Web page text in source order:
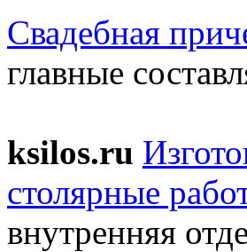
Свадебная
главные
ksilos.ru
столярные
внутренняя